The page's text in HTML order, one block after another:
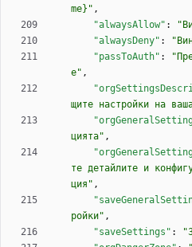
me}" ,
"alwaysAllow" :
"alwaysDeny" :
"passToAuth" :
е" ,
щите настройки на
цията" ,
те детайлите и
ция" ,
ройки" ,
"saveSettings" :